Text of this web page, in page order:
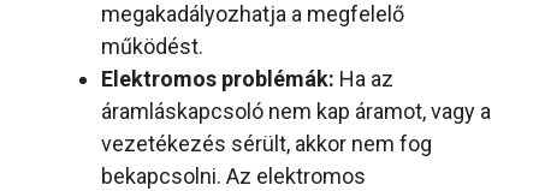
megakadályozhatja a megfelelő
működést.
Elektromos problémák: Ha az
áramláskapcsoló nem kap áramot, vagy a
vezetékezés sérült, akkor nem fog
bekapcsolni. Az elektromos